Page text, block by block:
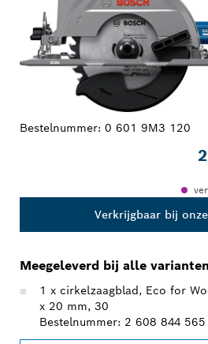
Bestelnummer: 0 601 9M3 120
Verkrijgbaar bij
Meegeleverd bij alle varianten
1 x cirkelzaagblad, Eco for
x 20 mm, 30
Bestelnummer: 2 608 844 565